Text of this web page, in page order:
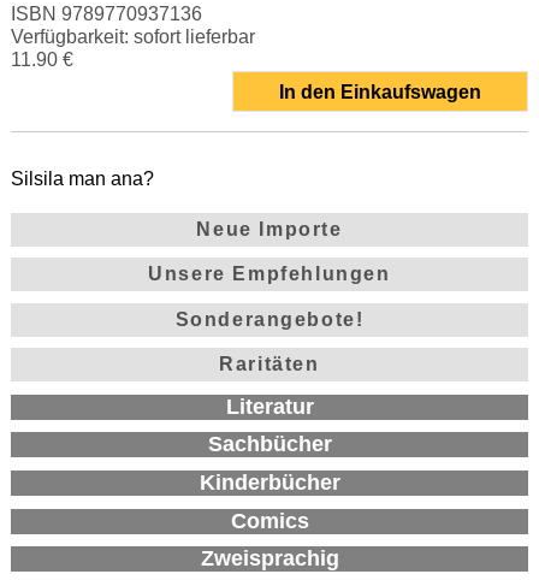
ISBN 9789770937136
Verfügbarkeit: sofort lieferbar
11.90 €
In den Einkaufswagen
Silsila man ana?
Neue Importe
Unsere Empfehlungen
Sonderangebote!
Raritäten
Literatur
Sachbücher
Kinderbücher
Comics
Zweisprachig